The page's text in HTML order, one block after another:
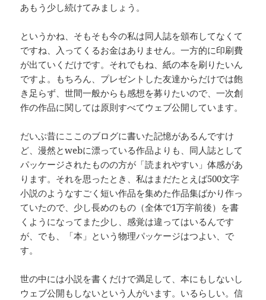
あもう少し続けてみましょう。
というかね、そもそも今の私は同人誌を頒布してなくて
ですね、入ってくるお金はありません。一方的に印刷費
が出ていくだけです。それでもね、紙の本を刷りたいん
ですよ。もちろん、プレゼントした友達からだけでは飽
き足らず、世間一般からも感想を募りたいので、一次創
作の作品に関しては原則すべてウェブ公開しています。
だいぶ昔にここのブログに書いた記憶があるんですけ
ど、漫然とwebに漂っている作品よりも、同人誌として
パッケージされたものの方が「読まれやすい」体感があ
ります。それを思ったとき、私はまだたとえば500文字
小説のようなすごく短い作品を集めた作品集ばかり作っ
ていたので、少し長めのもの（全体で1万字前後）を書
くようになってまた少し、感覚は違ってはいるんです
が、でも、「本」という物理パッケージはつよい、で
す。
世の中には小説を書くだけで満足して、本にもしないし
ウェブ公開もしないという人がいます。いるらしい。信